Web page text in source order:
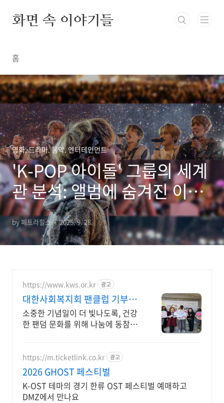
화면 속 이야기들
홈
영화. 드라마. 음악. 엔터테인먼트
'K-POP 아이돌' 그룹의 세계
관 분석: 앨범에 숨겨진 이야
기와 팬덤 문화
by 페트라힐스 2025. 9. 28.
https://www.kws.or.kr 광고
대한사회복지회 팬클럽 기부
SINCE 1954
소중한 기념일이 더 빛나도록, 건강
한 팬덤 문화를 위해 나눔에 동참해
명 아동 보호 지원
https://m.ticketlink.co.kr 광고
2026 GHOST 페스티벌
K-OST 테마의 경기 한류 OST 페스티벌 예매하고
DMZ에서 만나요